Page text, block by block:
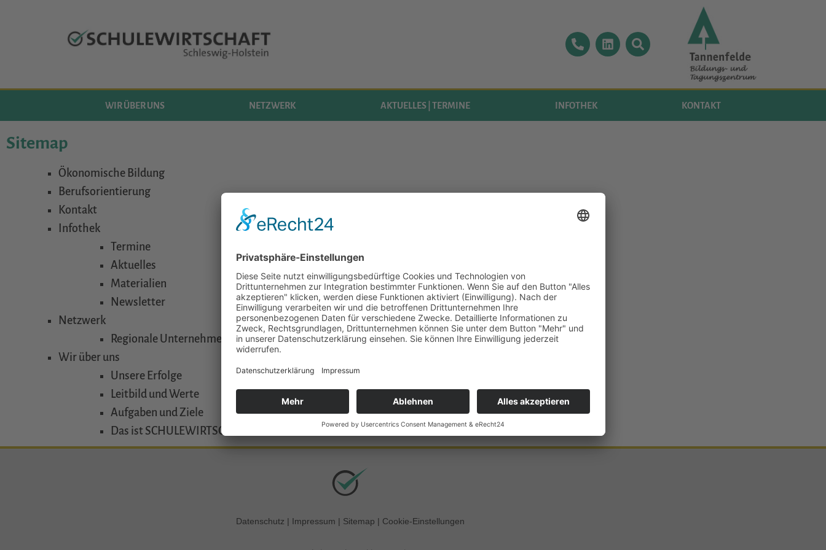
WIR ÜBER UNS NETZWERK AKTUELLES | TERMINE INFOTHEK KONTAKT
Sitemap
Ökonomische Bildung
Berufsorientierung
Kontakt
Infothek
Termine
Aktuelles
Materialien
Newsletter
Netzwerk
Regionale Unternehmens-Verbände
Wir über uns
Unsere Erfolge
Leitbild und Werte
Aufgaben und Ziele
Das ist SCHULEWIRTSCHAFT
Datenschutz | Impressum | Sitemap | Cookie-Einstellungen